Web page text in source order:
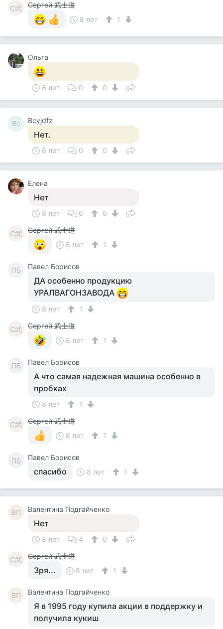
С武
Сергей 武士道
8 лет
1
Ольга
8 лет 0 0
Bc Bcyjdfz
Нет.
8 лет 0 0
Елена
Нет
8 лет 6 0
С武
Сергей 武士道
8 лет
1
ПБ Павел Борисов
ДА особенно продукцию
УРАЛВАГОНЗАВОДА
8 лет 1
С武
Сергей 武士道
8 лет
1
ПБ Павел Борисов
А что самая надежная машина особенно в
пробках
8 лет 1
С武
Сергей 武士道
8 лет
1
ПБ Павел Борисов
спасибо 8 лет 1
ВП Валентина Подгайченко
Нет
8 лет 4 0
С武 Сергей 武士道
Зря... 8 лет 1
ВП Валентина Подгайченко
Я в 1995 году купила акции в поддержку и
получила кукиш